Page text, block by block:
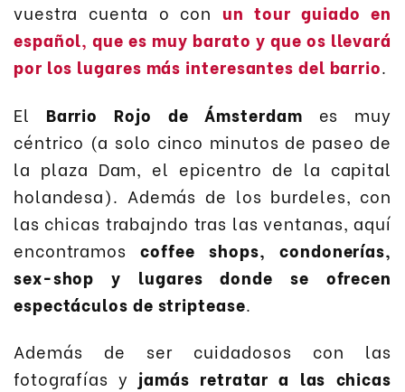
vuestra cuenta o con un tour guiado en
español, que es muy barato y que os llevará
por los lugares más interesantes del barrio.
El Barrio Rojo de Ámsterdam es muy
céntrico (a solo cinco minutos de paseo de
la plaza Dam, el epicentro de la capital
holandesa). Además de los burdeles, con
las chicas trabajndo tras las ventanas, aquí
encontramos coffee shops, condonerías,
sex-shop y lugares donde se ofrecen
espectáculos de striptease.
Además de ser cuidadosos con las
fotografías y jamás retratar a las chicas